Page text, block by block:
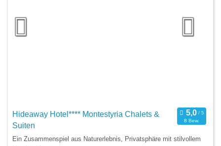
Hideaway Hotel**** Montestyria Chalets &
Suiten
8 Bew.
Ein Zusammenspiel aus Naturerlebnis, Privatsphäre mit stilvollem